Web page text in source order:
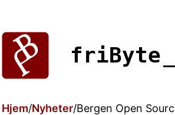
friByte
Hjem Nyheter Bergen Open